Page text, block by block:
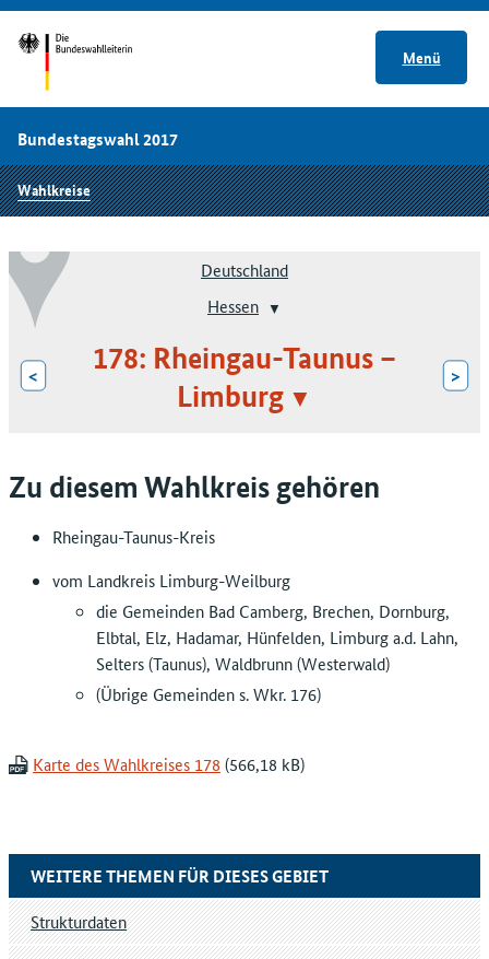
Menü
Bundestagswahl 2017
Wahlkreise
Deutschland
Hessen
<
178: Rheingau-Taunus –
Limburg
>
Zu diesem Wahlkreis gehören
Rheingau-Taunus-Kreis
vom Landkreis Limburg-Weilburg
die Gemeinden Bad Camberg, Brechen, Dornburg,
Elbtal, Elz, Hadamar, Hünfelden, Limburg a.d. Lahn,
Selters (Taunus), Waldbrunn (Westerwald)
(Übrige Gemeinden s. Wkr. 176)
Karte des Wahlkreises 178
WEITERE THEMEN FÜR DIESES GEBIET
Strukturdaten